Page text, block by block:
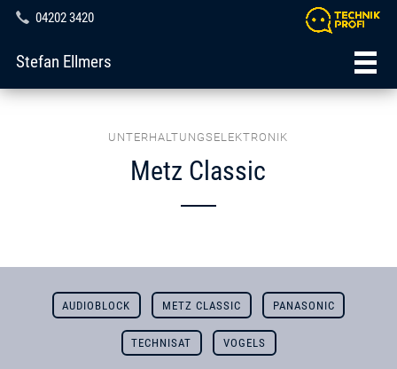
04202 3420
Stefan Ellmers
UNTERHALTUNGSELEKTRONIK
Metz Classic
AUDIOBLOCK METZ CLASSIC PANASONIC
TECHNISAT VOGELS